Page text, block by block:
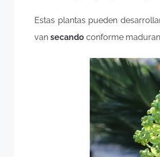
Estas plantas pueden
van secando conforme